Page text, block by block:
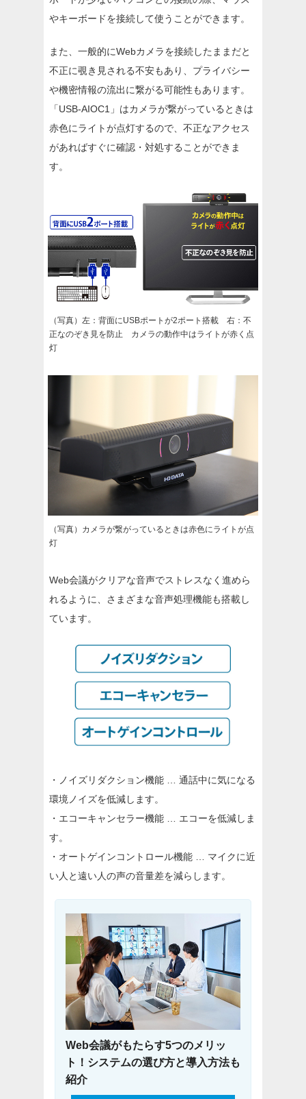
やキーボードを接続して使うことができます。
また、一般的にWebカメラを接続したままだと
不正に覗き見される不安もあり、プライバシー
や機密情報の流出に繋がる可能性もあります。
「USB-AIOC1」はカメラが繋がっているときは
赤色にライトが点灯するので、不正なアクセス
があればすぐに確認・対処することができま
す。
（写真）左：背面にUSBポートが2ポート搭載 右：不
正なのぞき見を防止 カメラの動作中はライトが赤く点
灯
（写真）カメラが繋がっているときは赤色にライトが点
灯
Web会議がクリアな音声でストレスなく進めら
れるように、さまざまな音声処理機能も搭載し
ています。
・ノイズリダクション機能 … 通話中に気になる
環境ノイズを低減します。
・エコーキャンセラー機能 … エコーを低減しま
す。
・オートゲインコントロール機能 … マイクに近
い人と遠い人の声の音量差を減らします。
Web会議がもたらす5つのメリッ
ト！システムの選び方と導入方法も
紹介